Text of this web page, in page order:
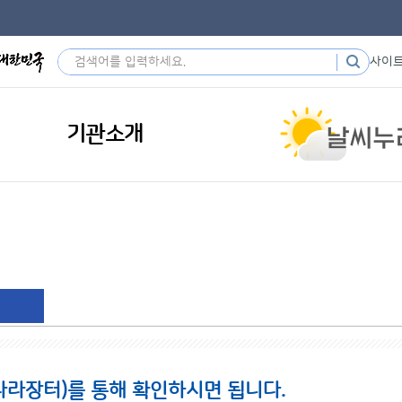
사이
기관소개
장터)를 통해 확인하시면 됩니다.